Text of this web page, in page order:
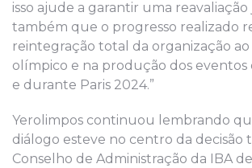
isso ajude a garantir uma reavaliação
também que o progresso realizado
reintegração total da organização
olímpico e na produção dos eventos
e durante Paris 2024.”
Yerolimpos continuou lembrando
diálogo esteve no centro da decisão
Conselho de Administração da IBA